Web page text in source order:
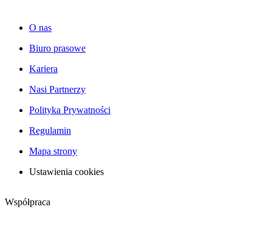
O nas
Biuro prasowe
Kariera
Nasi Partnerzy
Polityka Prywatności
Regulamin
Mapa strony
Ustawienia cookies
Współpraca